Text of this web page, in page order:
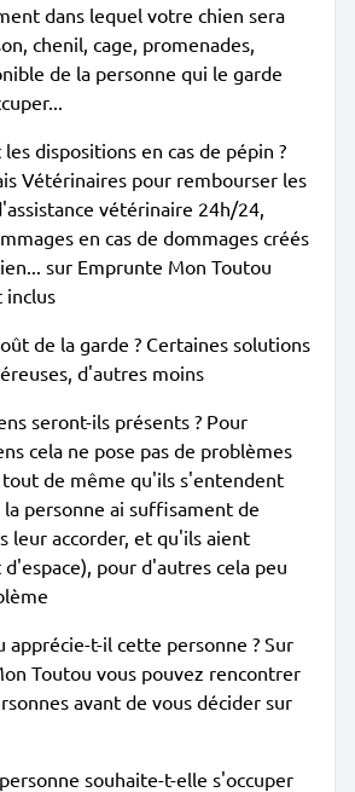
dans lequel votre chien sera
chenil, cage, promenades,
de la personne qui le garde
dispositions en cas de pépin ?
Vétérinaires pour rembourser les
vétérinaire 24h/24,
en cas de dommages créés
sur Emprunte Mon Toutou
inclus
de la garde ? Certaines solutions
d'autres moins
seront-ils présents ? Pour
cela ne pose pas de problèmes
de même qu'ils s'entendent
personne ai suffisament de
leur accorder, et qu'ils aient
pour d'autres cela peu
t-il cette personne ? Sur
Toutou vous pouvez rencontrer
avant de vous décider sur
souhaite-t-elle s'occuper